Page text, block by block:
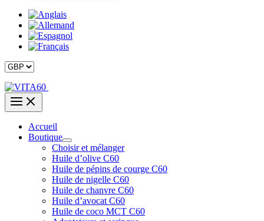
Accueil
Boutique
Choisir et mélanger
Huile d’olive C60
Huile de pépins de courge C60
Huile de nigelle C60
Huile de chanvre C60
Huile d’avocat C60
Huile de coco MCT C60